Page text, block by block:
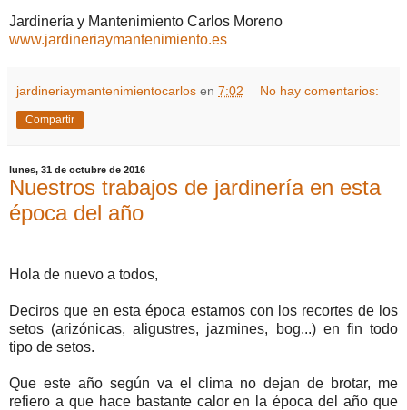
Jardinería y Mantenimiento Carlos Moreno
www.jardineriaymantenimiento.es
jardineriaymantenimientocarlos en 7:02 No hay comentarios:
Compartir
lunes, 31 de octubre de 2016
Nuestros trabajos de jardinería en esta
época del año
Hola de nuevo a todos,
Deciros que en esta época estamos con los recortes de los
setos (arizónicas, aligustres, jazmines, bog...) en fin todo
tipo de setos.
Que este año según va el clima no dejan de brotar, me
refiero a que hace bastante calor en la época del año que